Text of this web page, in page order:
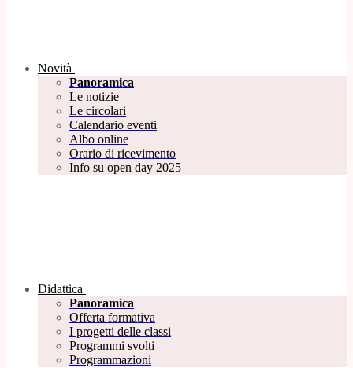
Novità
Panoramica
Le notizie
Le circolari
Calendario eventi
Albo online
Orario di ricevimento
Info su open day 2025
Didattica
Panoramica
Offerta formativa
I progetti delle classi
Programmi svolti
Programmazioni